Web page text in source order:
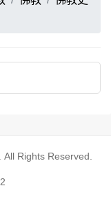
. All Rights Reserved.